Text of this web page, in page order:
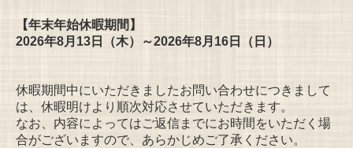
【年末年始休暇期間】
2026年8月13日（木）～2026年8月16日（日）
休暇期間中にいただきましたお問い合わせにつきまして
は、休暇明けより順次対応させていただきます。
なお、内容によってはご返信までにお時間をいただく場
合がございますので、あらかじめご了承ください。